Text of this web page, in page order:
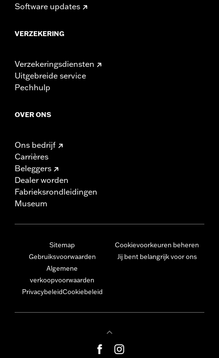
Software updates
VERZEKERING
Verzekeringsdiensten
Uitgebreide service
Pechhulp
OVER ONS
Ons bedrijf
Carrières
Beleggers
Dealer worden
Fabrieksrondleidingen
Museum
Sitemap
Gebruiksvoorwaarden
Algemene
verkoopvoorwaarden
PrivacybeleidCookiebeleid
Cookievoorkeuren beheren
Jij bent belangrijk voor ons